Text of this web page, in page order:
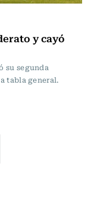
y cayó
su segunda
tabla general.